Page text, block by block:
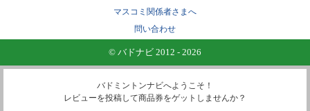
マスコミ関係者さまへ
問い合わせ
© バドナビ 2012 - 2026
バドミントンナビへようこそ！
レビューを投稿して商品券をゲットしませんか？